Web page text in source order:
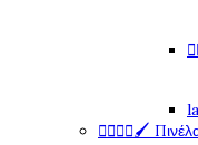

   🖌️